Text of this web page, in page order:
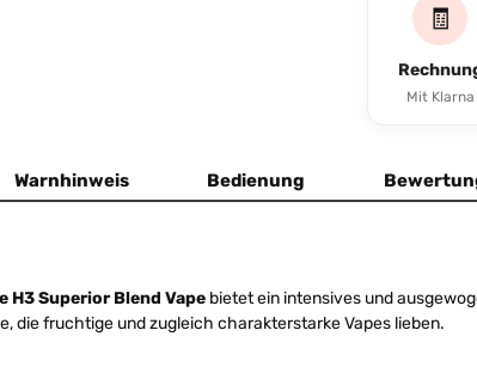
🧾
Mit Klarna
Warnhinweis Bedienung
H3 Superior Blend Vape bietet ein intensives und
die fruchtige und zugleich charakterstarke Vapes lieben.